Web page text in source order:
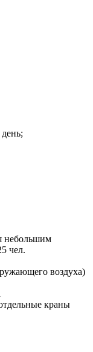
небольшим
чел.
воздуха)
краны